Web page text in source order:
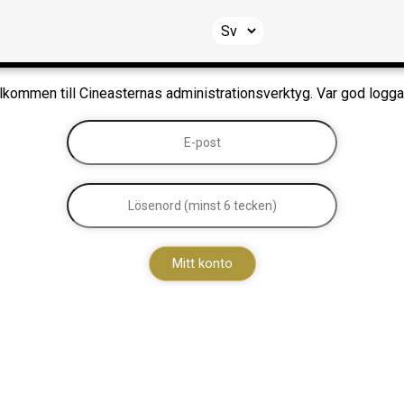
till Cineasternas administrationsverktyg. Var god
Mitt konto